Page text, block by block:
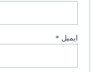
ایمیل *